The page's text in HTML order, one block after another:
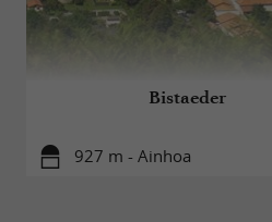
Bistaeder
927 m - Ainhoa